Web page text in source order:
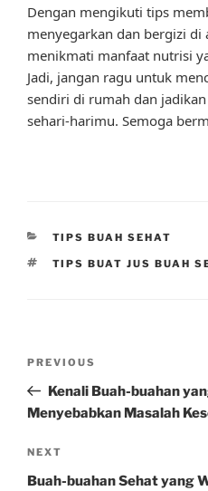
Dengan mengikuti tips
menyegarkan dan bergizi di
menikmati manfaat nutrisi
Jadi, jangan ragu untuk
sendiri di rumah dan
sehari-harimu. Semoga
CATEGORIES
TIPS BUAH SEHAT
TAGS
TIPS BUAT JUS BUAH
Previous
Post
PREVIOUS
Kenali Buah-buahan
Menyebabkan Masalah
Next
Post
NEXT
Buah-buahan Sehat yang